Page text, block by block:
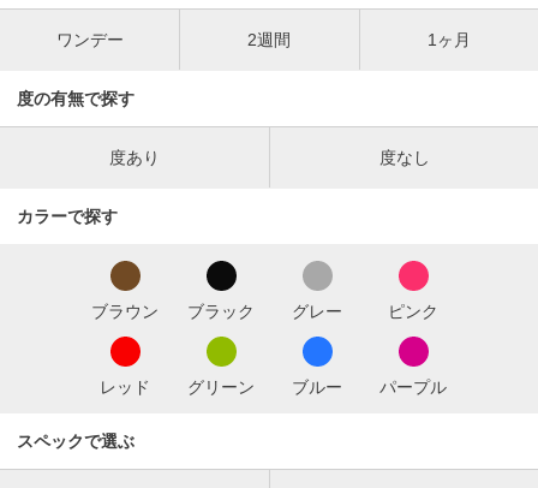
ワンデー 2週間 1ヶ月
度の有無で探す
度あり 度なし
カラーで探す
ブラウン ブラック グレー ピンク
レッド グリーン ブルー パープル
スペックで選ぶ